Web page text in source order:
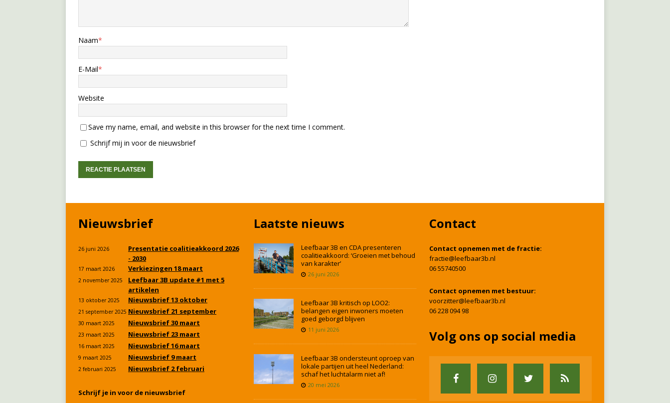
Naam*
E-Mail*
Website
Save my name, email, and website in this browser for the next time I comment.
Schrijf mij in voor de nieuwsbrief
Nieuwsbrief
26 juni 2026
Presentatie coalitieakkoord 2026
- 2030
17 maart 2026 Verkiezingen 18 maart
2 november 2025
Leefbaar 3B update #1 met 5
artikelen
13 oktober 2025 Nieuwsbrief 13 oktober
21 september 2025 Nieuwsbrief 21 september
30 maart 2025 Nieuwsbrief 30 maart
23 maart 2025 Nieuwsbrief 23 maart
16 maart 2025 Nieuwsbrief 16 maart
9 maart 2025 Nieuwsbrief 9 maart
2 februari 2025 Nieuwsbrief 2 februari
Schrijf je in voor de nieuwsbrief
Laatste nieuws
Leefbaar 3B en CDA presenteren
coalitieakkoord: ‘Groeien met behoud
van karakter’
26 juni 2026
Leefbaar 3B kritisch op LOO2:
belangen eigen inwoners moeten
goed geborgd blijven
11 juni 2026
Leefbaar 3B ondersteunt oproep van
lokale partijen uit heel Nederland:
schaf het luchtalarm niet af!
20 mei 2026
Contact
Contact opnemen met de fractie:
fractie@leefbaar3b.nl
06 55740500
Contact opnemen met bestuur:
voorzitter@leefbaar3b.nl
06 228 094 98
Volg ons op social media